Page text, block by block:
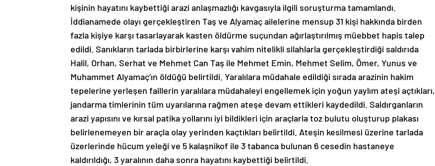
kişinin hayatını kaybettiği arazi anlaşmazlığı kavgasıyla ilgili soruşturma tamamlandı.
İddianamede olayı gerçekleştiren Taş ve Alyamaç ailelerine mensup 31 kişi hakkında birden
fazla kişiye karşı tasarlayarak kasten öldürme suçundan ağırlaştırılmış müebbet hapis talep
edildi. Sanıkların tarlada birbirlerine karşı vahim nitelikli silahlarla gerçekleştirdiği saldırıda
Halil, Orhan, Serhat ve Mehmet Can Taş ile Mehmet Emin, Mehmet Selim, Ömer, Yunus ve
Muhammet Alyamaç’ın öldüğü belirtildi. Yaralılara müdahale edildiği sırada arazinin hakim
tepelerine yerleşen faillerin yaralılara müdahaleyi engellemek için yoğun yaylım ateşi açtıkları,
jandarma timlerinin tüm uyarılarına rağmen ateşe devam ettikleri kaydedildi. Saldırganların
arazi yapısını ve kırsal patika yollarını iyi bildikleri için araçlarla toz bulutu oluşturup plakası
belirlenemeyen bir araçla olay yerinden kaçtıkları belirtildi. Ateşin kesilmesi üzerine tarlada
üzerlerinde hücum yeleği ve 5 kalaşnikof ile 3 tabanca bulunan 6 cesedin hastaneye
kaldırıldığı, 3 yaralının daha sonra hayatını kaybettiği belirtildi.